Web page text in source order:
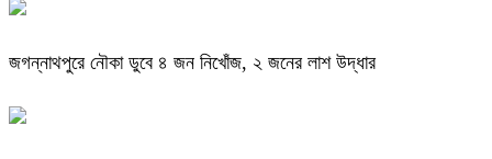
জগন্নাথপুরে নৌকা ডুবে ৪ জন নিখোঁজ, ২ জনের লাশ উদ্ধার